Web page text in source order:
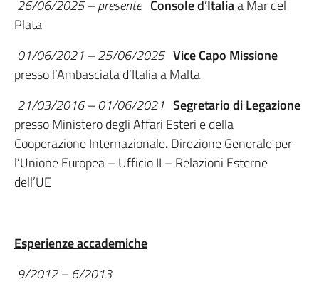
26/06/2025 – presente Console d’Italiaa Mar del
Plata
01/06/2021 – 25/06/2025 Vice Capo Missione
presso l’Ambasciata d’Italia a Malta
21/03/2016 – 01/06/2021 Segretario di Legazione
presso Ministero degli Affari Esteri e della
Cooperazione Internazionale.Direzione Generale per
l’Unione Europea – Ufficio II – Relazioni Esterne
dell’UE
Esperienze accademiche
9/2012 – 6/2013